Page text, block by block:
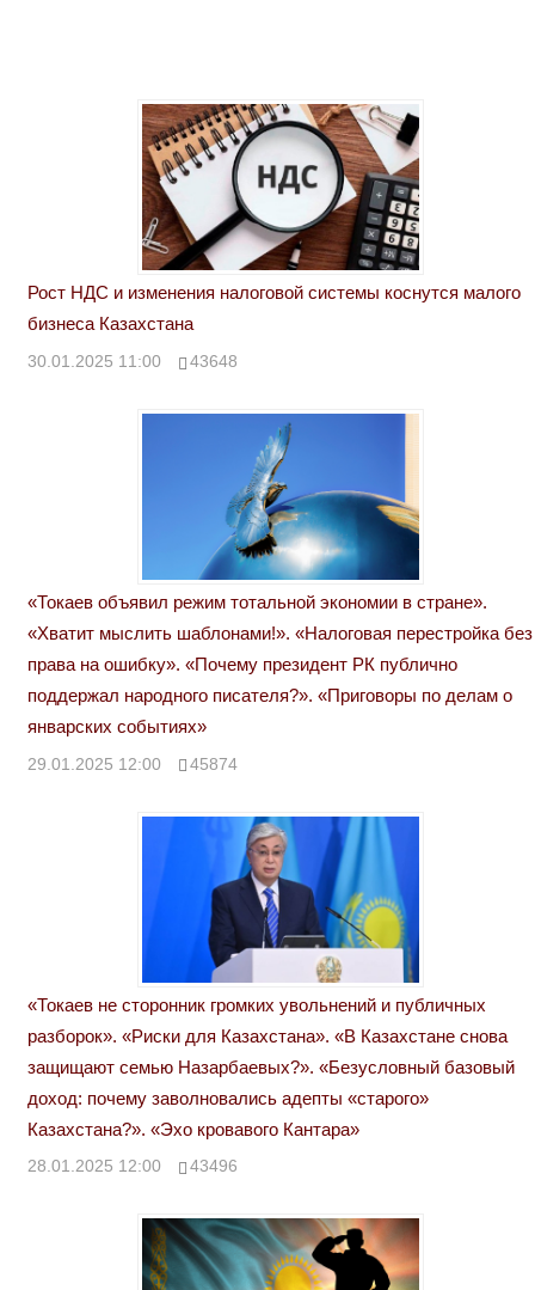
Рост НДС и изменения налоговой системы коснутся малого
бизнеса Казахстана
30.01.2025 11:00 43648
«Токаев объявил режим тотальной экономии в стране».
«Хватит мыслить шаблонами!». «Налоговая перестройка без
права на ошибку». «Почему президент РК публично
поддержал народного писателя?». «Приговоры по делам о
январских событиях»
29.01.2025 12:00 45874
«Токаев не сторонник громких увольнений и публичных
разборок». «Риски для Казахстана». «В Казахстане снова
защищают семью Назарбаевых?». «Безусловный базовый
доход: почему заволновались адепты «старого»
Казахстана?». «Эхо кровавого Кантара»
28.01.2025 12:00 43496